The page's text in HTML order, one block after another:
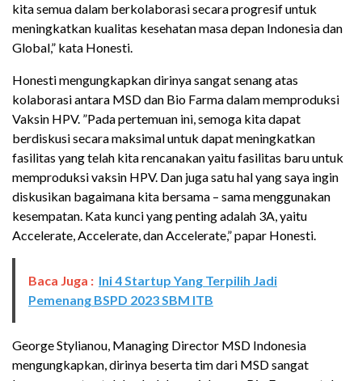
kita semua dalam berkolaborasi secara progresif untuk
meningkatkan kualitas kesehatan masa depan Indonesia dan
Global,” kata Honesti.
Honesti mengungkapkan dirinya sangat senang atas
kolaborasi antara MSD dan Bio Farma dalam memproduksi
Vaksin HPV. ”Pada pertemuan ini, semoga kita dapat
berdiskusi secara maksimal untuk dapat meningkatkan
fasilitas yang telah kita rencanakan yaitu fasilitas baru untuk
memproduksi vaksin HPV. Dan juga satu hal yang saya ingin
diskusikan bagaimana kita bersama – sama menggunakan
kesempatan. Kata kunci yang penting adalah 3A, yaitu
Accelerate, Accelerate, dan Accelerate,” papar Honesti.
Baca Juga : Ini 4 Startup Yang Terpilih Jadi
Pemenang BSPD 2023 SBM ITB
George Stylianou, Managing Director MSD Indonesia
mengungkapkan, dirinya beserta tim dari MSD sangat